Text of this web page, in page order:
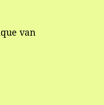
van